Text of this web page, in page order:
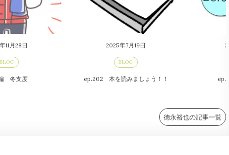
11月28日
BLOG
冬支度
2025年7月19日
BLOG
ep.202 本を読みましょう！！
德永裕也の記事一覧